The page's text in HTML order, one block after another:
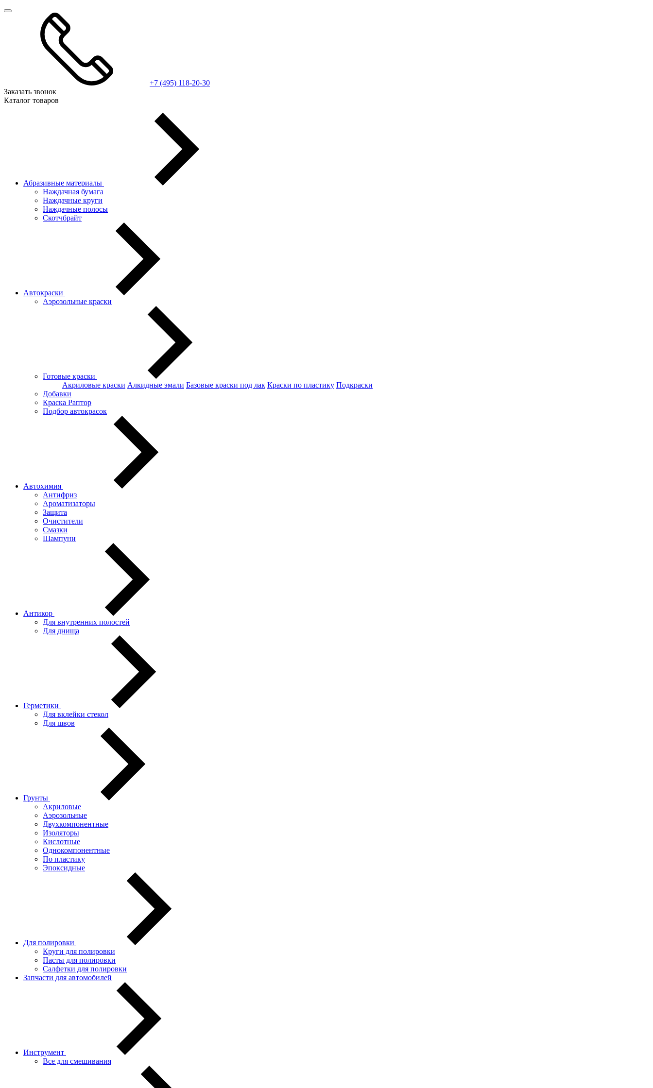
+7 (495) 118-20-30
Заказать звонок
Каталог товаров
Абразивные материалы
Наждачная бумага
Наждачные круги
Наждачные полосы
Скотчбрайт
Автокраски
Аэрозольные краски
Готовые краски
Акриловые краски Алкидные эмали Базовые краски под лак Краски по пластику Подкраски
Добавки
Краска Раптор
Подбор автокрасок
Автохимия
Антифриз
Ароматизаторы
Защита
Очистители
Смазки
Шампуни
Антикор
Для внутренних полостей
Для днища
Герметики
Для вклейки стекол
Для швов
Грунты
Акриловые
Аэрозольные
Двухкомпонентные
Изоляторы
Кислотные
Однокомпонентные
По пластику
Эпоксидные
Для полировки
Круги для полировки
Пасты для полировки
Салфетки для полировки
Запчасти для автомобилей
Инструмент
Все для смешивания